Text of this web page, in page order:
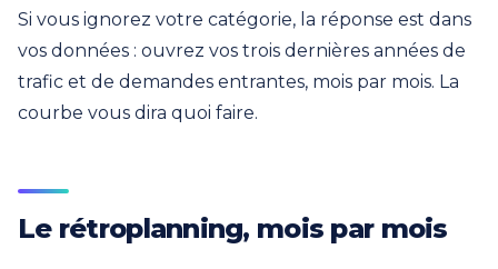
Si vous ignorez votre catégorie, la réponse est dans
vos données : ouvrez vos trois dernières années de
trafic et de demandes entrantes, mois par mois. La
courbe vous dira quoi faire.
Le rétroplanning, mois par mois